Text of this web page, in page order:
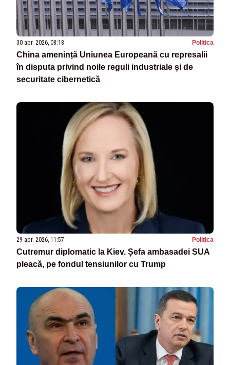
30 apr. 2026, 08:18 Politica
China amenință Uniunea Europeană cu represalii
în disputa privind noile reguli industriale și de
securitate cibernetică
29 apr. 2026, 11:57 Politica
Cutremur diplomatic la Kiev. Șefa ambasadei SUA
pleacă, pe fondul tensiunilor cu Trump